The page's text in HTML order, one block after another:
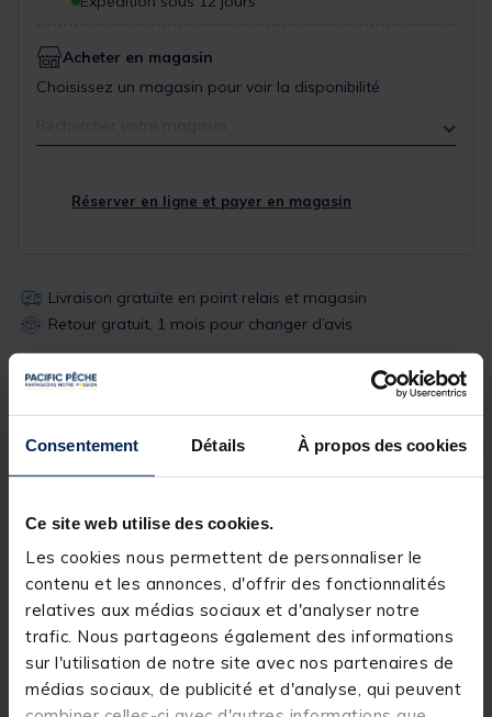
Consentement Détails À propos des cookies
Ce site web utilise des cookies.
Les cookies nous permettent de personnaliser le
contenu et les annonces, d'offrir des fonctionnalités
relatives aux médias sociaux et d'analyser notre
trafic. Nous partageons également des informations
sur l'utilisation de notre site avec nos partenaires de
médias sociaux, de publicité et d'analyse, qui peuvent
Acheter en magasin
Choisissez un magasin pour voir la disponibilité
Réserver en ligne et payer en magasin
Livraison gratuite en point relais et magasin
Retour gratuit, 1 mois pour changer d’avis
Description Spécifications
Description
Dimensions D.25-30-36mm / 12 cm
Spécifications